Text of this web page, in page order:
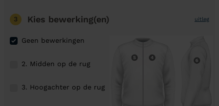
3 Kies bewerking(en) uitleg
Geen bewerkingen
2. Midden op de rug
3. Hoogachter op de rug